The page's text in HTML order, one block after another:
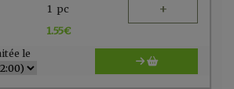
1 pc +
1.55€
le